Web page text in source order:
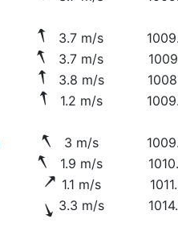
3.7 m/s
3.7 m/s
3.8 m/s
1.2 m/s
3 m/s
1.9 m/s
1.1 m/s
3.3 m/s